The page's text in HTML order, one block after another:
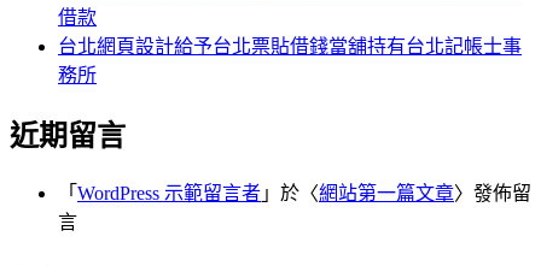
借款
台北網頁設計給予台北票貼借錢當舖持有台北記帳士事
務所
近期留言
「 WordPress 示範留言者 」於〈網站第一篇文章〉發佈留
言